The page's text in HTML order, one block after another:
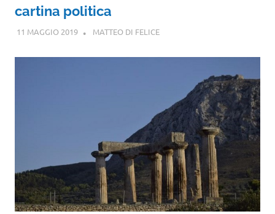
cartina politica
11 MAGGIO 2019 MATTEO DI FELICE